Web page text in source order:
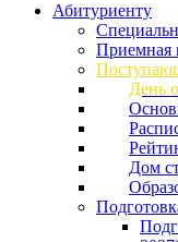
Абитуриенту
Приемная
День
Дом